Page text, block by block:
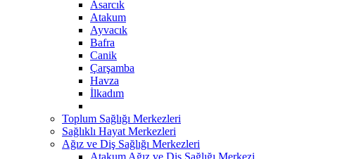
Asarcık
Atakum
Ayvacık
Bafra
Canik
Çarşamba
Havza
İlkadım
Toplum Sağlığı Merkezleri
Sağlıklı Hayat Merkezleri
Ağız ve Diş Sağlığı Merkezleri
Atakum Ağız ve Diş Sağlığı Merkezi